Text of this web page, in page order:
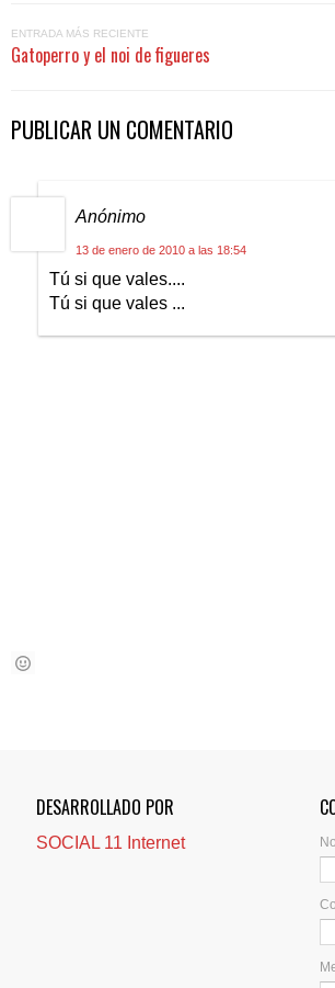
ENTRADA MÁS RECIENTE
Gatoperro y el noi de figueres
PUBLICAR UN COMENTARIO
Anónimo
13 de enero de 2010 a las 18:54
Tú si que vales....
Tú si que vales ...
DESARROLLADO POR
SOCIAL 11 Internet